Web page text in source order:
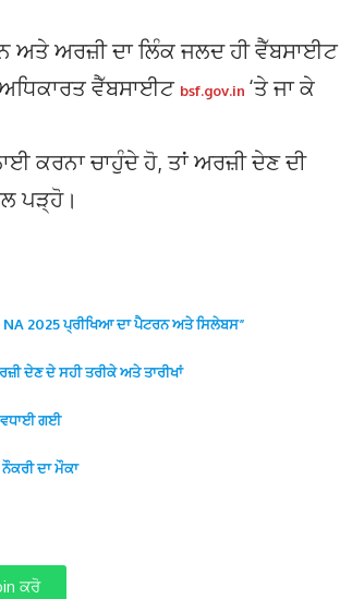
ਅਤੇ ਅਰਜ਼ੀ ਦਾ ਲਿੰਕ ਜਲਦ ਹੀ ਵੈੱਬਸਾਈਟ
ਵੈੱਬਸਾਈਟ bsf.gov.in ‘ਤੇ ਜਾ ਕੇ
ਕਰਨਾ ਚਾਹੁੰਦੇ ਹੋ, ਤਾਂ ਅਰਜ਼ੀ ਦੇਣ ਦੀ
ਪੜ੍ਹੋ।
NA 2025 ਪ੍ਰੀਖਿਆ ਦਾ ਪੈਟਰਨ ਅਤੇ ਸਿਲੇਬਸ”
ਦੇਣ ਦੇ ਸਹੀ ਤਰੀਕੇ ਅਤੇ ਤਾਰੀਖਾਂ
ਵਧਾਈ ਗਈ
ਦਾ ਮੌਕਾ
ਕਰੋ